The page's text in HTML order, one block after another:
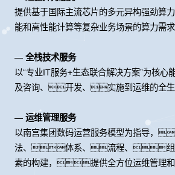
提供基于国际主流芯片的多元异构强劲
能和高性能计算等复杂业务场景的算力需求
— 全栈技术服务
以“专业IT服务+生态联合解决方案”为核
及咨询、开发、实施到运维的全生
— 运维管理服务
以南宫集团数码运营服务模型为指导，
法、体系、流程、组
素的构建，提供全方位运维管理和